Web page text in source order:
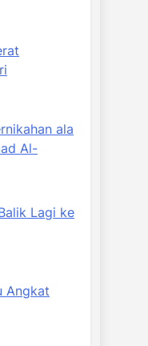
ala
Al-
Lagi ke
Angkat